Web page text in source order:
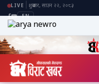
LIVE शुक्रबार, साउन २२, २०८३
EN